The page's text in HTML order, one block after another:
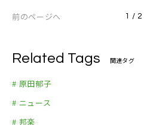
前のページへ 1 / 2
Related Tags 関連タグ
# 原田郁子
# ニュース
# 邦楽